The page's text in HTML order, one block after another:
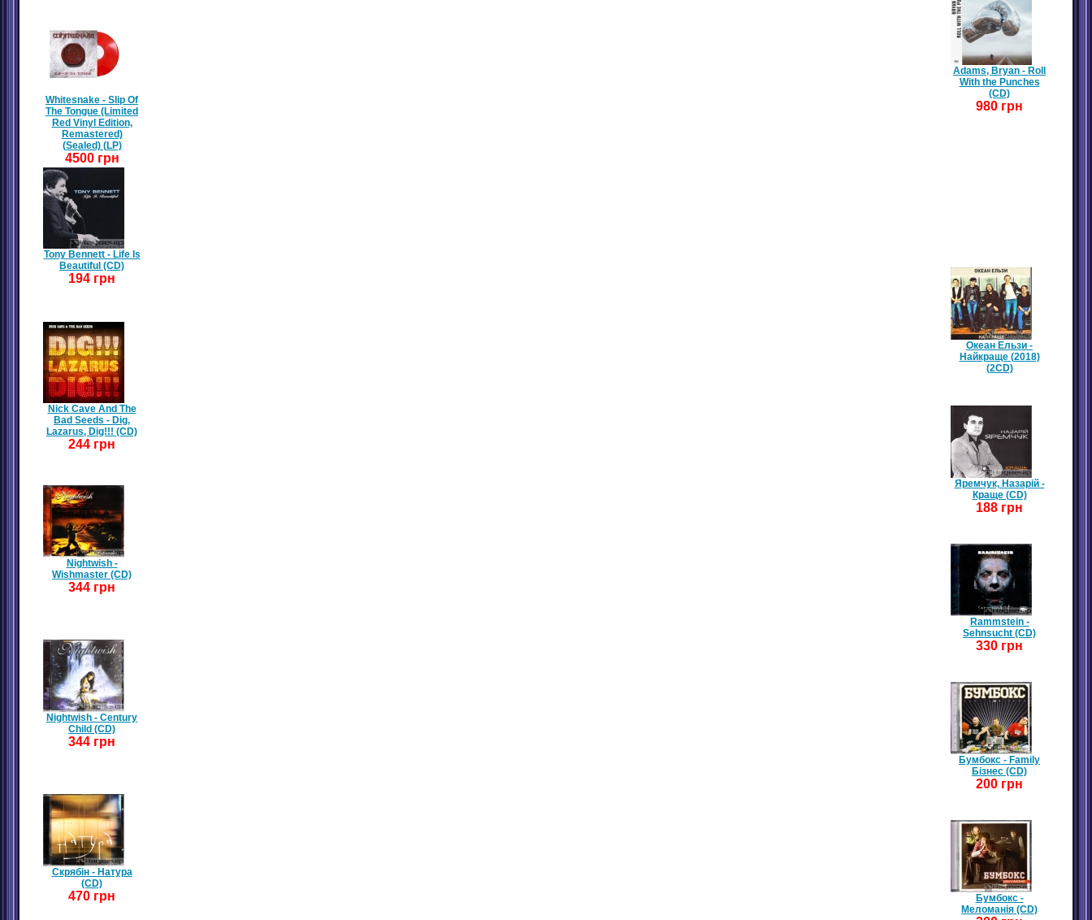
Whitesnake - Slip Of
The Tongue (Limited
Red Vinyl Edition,
Remastered)
(Sealed) (LP)
4500 грн
Tony Bennett - Life Is
Beautiful (CD)
194 грн
Nick Cave And The
Bad Seeds - Dig,
Lazarus, Dig!!! (CD)
244 грн
Nightwish -
Wishmaster (CD)
344 грн
Nightwish - Century
Child (CD)
344 грн
Скрябін - Натура
(CD)
470 грн
Adams, Bryan - Roll
With the Punches
(CD)
980 грн
Океан Ельзи -
Найкраще (2018)
(2CD)
Яремчук, Назарій -
Краще (CD)
188 грн
Rammstein -
Sehnsucht (CD)
330 грн
Бумбокс - Family
Бізнес (CD)
200 грн
Бумбокс -
Меломанія (CD)